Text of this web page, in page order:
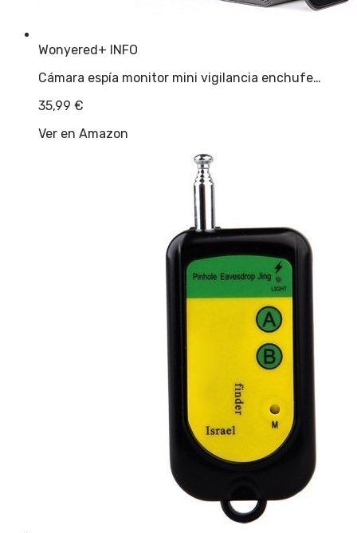
Wonyered+ INFO
Cámara espía monitor mini vigilancia enchufe…
35,99 €
Ver en Amazon